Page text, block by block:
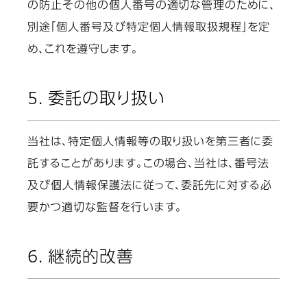
の防止その他の個人番号の適切な管理のために、
別途「個人番号及び特定個人情報取扱規程」を定
め、これを遵守します。
5. 委託の取り扱い
当社は、特定個人情報等の取り扱いを第三者に委
託することがあります。この場合、当社は、番号法
及び個人情報保護法に従って、委託先に対する必
要かつ適切な監督を行います。
6. 継続的改善